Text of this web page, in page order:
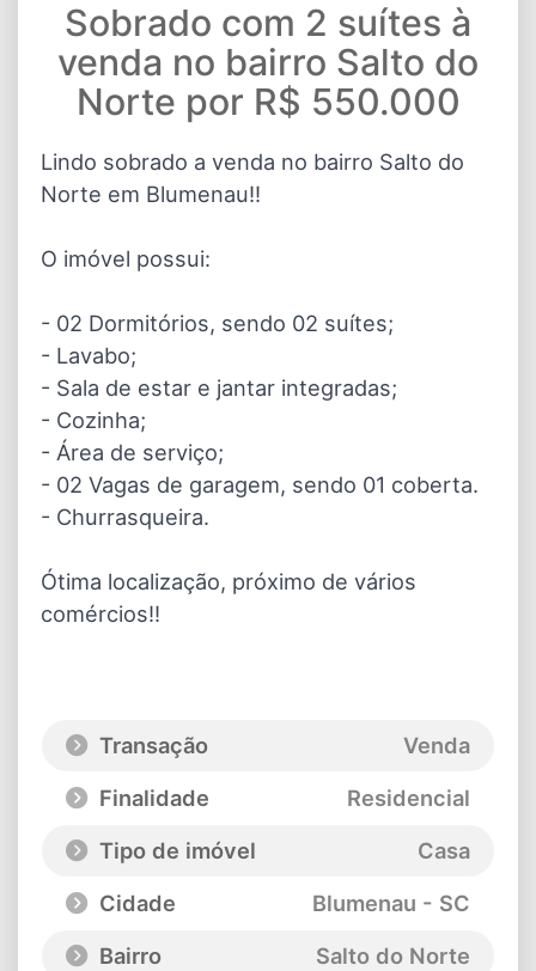
Sobrado com 2 suítes à
venda no bairro Salto do
Norte por R$ 550.000
Lindo sobrado a venda no bairro Salto do
Norte em Blumenau!!
O imóvel possui:
- 02 Dormitórios, sendo 02 suítes;
- Lavabo;
- Sala de estar e jantar integradas;
- Cozinha;
- Área de serviço;
- 02 Vagas de garagem, sendo 01 coberta.
- Churrasqueira.
Ótima localização, próximo de vários
comércios!!
Transação
Venda
Finalidade
Residencial
Tipo de imóvel
Casa
Cidade
Blumenau - SC
Bairro
Salto do Norte